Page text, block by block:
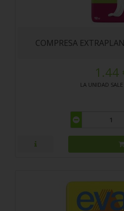
COMPRESA
1.44
LA UNIDAD